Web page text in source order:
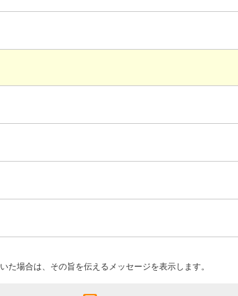
た場合は、その旨を伝えるメッセージを表示します。